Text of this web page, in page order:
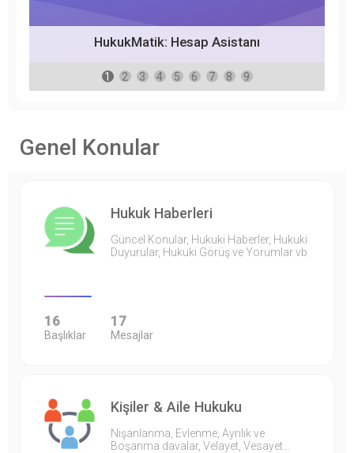
HukukMatik: Hesap Asistanı
1 2 3 4 5 6 7 8 9
Genel Konular
Hukuk Haberleri
Güncel Konular, Hukuki Haberler, Hukuki
Duyurular, Hukuki Görüş ve Yorumlar vb
16
Başlıklar
17
Mesajlar
Kişiler & Aile Hukuku
Nişanlanma, Evlenme, Ayrılık ve
Boşanma davalar, Velayet, Vesayet…